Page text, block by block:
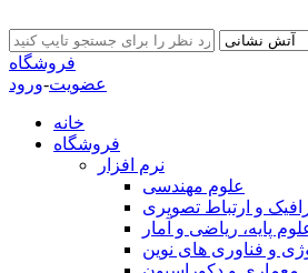
فروشگاه
عضویت-ورود
خانه
فروشگاه
نرم افزار
علوم مهندسی
و ارتباط تصویری
پایه، ریاضی و آمار
و فناوری های نوین